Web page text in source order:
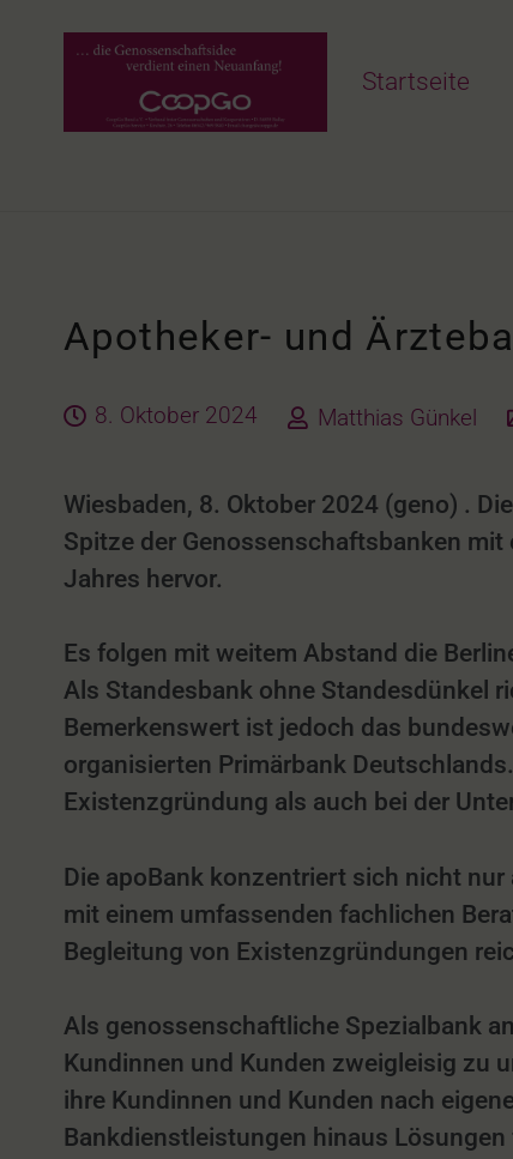
Startseite
Apotheker- und
8. Oktober 2024 Matthias Günkel
Wiesbaden, 8. Oktober 2024 (geno) .
Spitze der Genossenschaftsbanken
Jahres hervor.
Es folgen mit weitem Abstand die
Als Standesbank ohne Standesdünkel
Bemerkenswert ist jedoch das
organisierten Primärbank
Existenzgründung als auch bei der
Die apoBank konzentriert sich nicht
mit einem umfassenden fachlichen
Begleitung von Existenzgründungen
Als genossenschaftliche Spezialbank
Kundinnen und Kunden zweigleisig zu
ihre Kundinnen und Kunden nach
Bankdienstleistungen hinaus